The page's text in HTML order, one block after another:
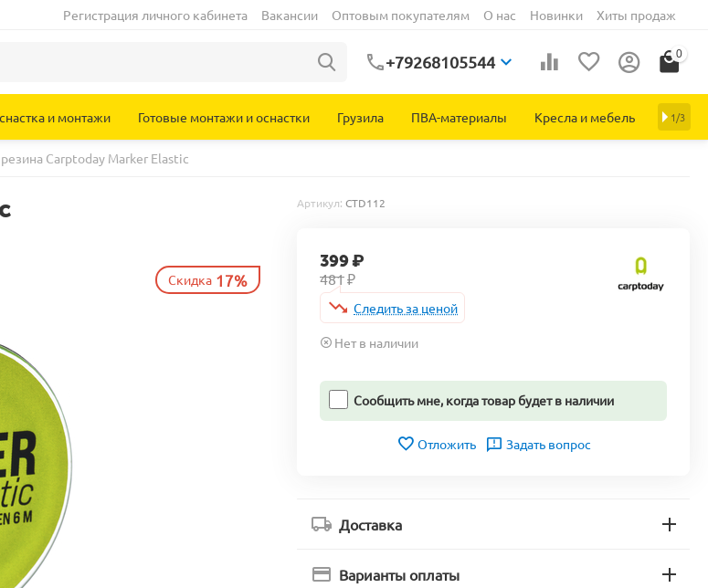
Регистрация личного кабинета Вакансии Оптовым покупателям О нас Новинки Хиты продаж
+79268105544 0
и монтажи Готовые монтажи и оснастки Грузила ПВА-материалы Кресла и мебель 1/3
Carptoday Marker Elastic
Артикул: CTD112
399₽
481₽
Следить за ценой
Нет в наличии
Сообщить мне, когда товар будет в наличии
Отложить Задать вопрос
Доставка
Варианты оплаты